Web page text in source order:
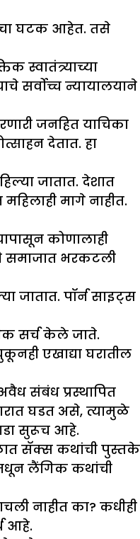
घटक आहेत. तसे
स्वातंत्र्याच्या
सर्वोच्च न्यायालयाने
जनहित याचिका
देतात. हा
जातात. देशात
महिलाही मागे नाहीत.
कोणालाही
समाजात भरकटली
जातात. पॉर्न साइट्स
सर्च केले जाते.
एखाद्या घरातील
संबंध प्रस्थापित
घडत असे, त्यामुळे
सुरूच आहे.
सॅक्स कथांची पुस्तके
लैंगिक कथांची
नाहीत का? कधीही
आहे.